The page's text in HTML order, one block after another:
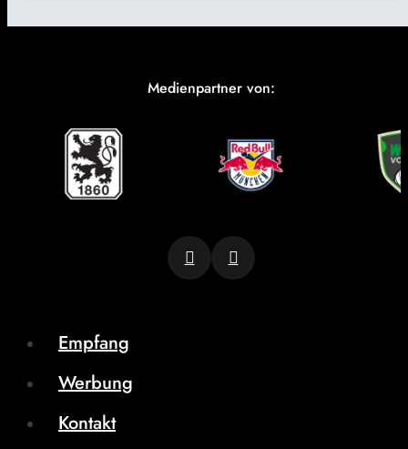
Medienpartner von:
Empfang
Werbung
Kontakt